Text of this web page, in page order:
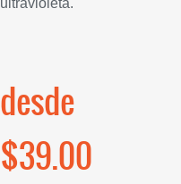
ultravioleta.
desde
$39.00